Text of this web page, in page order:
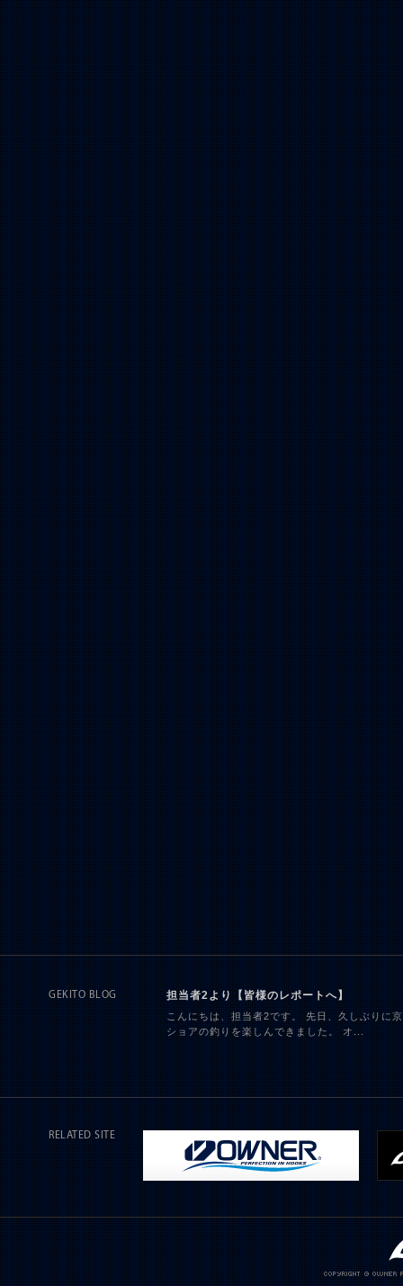
GEKITO BLOG 担当者2より【皆様のレポートへ】
こんにちは、担当者2です。 先日、久しぶりに
ショアの釣りを楽しんできました。 オ...
RELATED SITE